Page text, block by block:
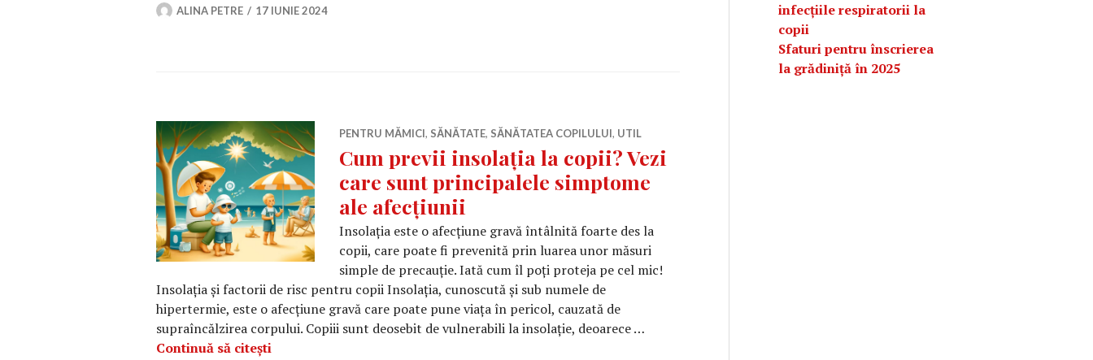
ALINA PETRE 17 IUNIE 2024
PENTRU MĂMICI, SĂNĂTATE, SĂNĂTATEA COPILULUI, UTIL
Cum previi insolația la copii? Vezi
care sunt principalele simptome
ale afecțiunii
Insolația este o afecțiune gravă întâlnită foarte des la
copii, care poate fi prevenită prin luarea unor măsuri
simple de precauție. Iată cum îl poți proteja pe cel mic!
Insolația și factorii de risc pentru copii Insolația, cunoscută și sub numele de
hipertermie, este o afecțiune gravă care poate pune viața în pericol, cauzată de
supraîncălzirea corpului. Copiii sunt deosebit de vulnerabili la insolație, deoarece …
Continuă să citești
infecțiile respiratorii la
copii
Sfaturi pentru înscrierea
la grădiniță în 2025